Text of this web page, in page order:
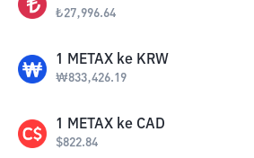
₺27,996.64
1 METAX ke KRW
₩833,426.19
1 METAX ke CAD
$822.84